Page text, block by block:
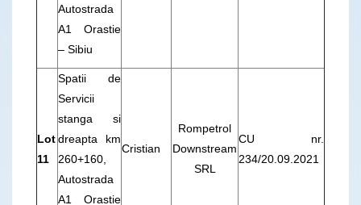
Autostrada
A1 Orastie
– Sibiu
Lot
11
Spatii de
Servicii
stanga si
dreapta km
260+160,
Autostrada
A1 Orastie
Cristian
Rompetrol
Downstream
SRL
CU nr.
234/20.09.2021